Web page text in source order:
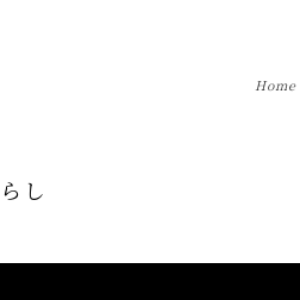
Home
し